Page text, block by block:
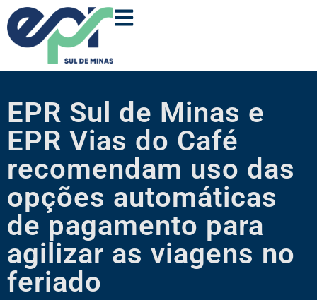
EPR Sul de Minas e
EPR Vias do Café
recomendam uso das
opções automáticas
de pagamento para
agilizar as viagens no
feriado